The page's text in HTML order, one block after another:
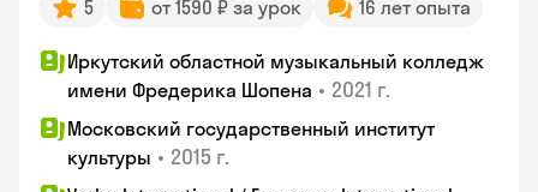
5 от 1590 ₽ за урок 16 лет опыта
Иркутский областной музыкальный колледж
имени Фредерика Шопена • 2021 г.
Московский государственный институт
культуры • 2015 г.